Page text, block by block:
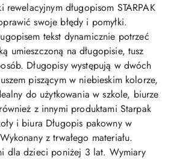
długopisom STARPAK
swoje błędy i pomyłki.
tekst dynamicznie potrzeć
umieszczoną na długopisie, tusz
Długopisy występują w dwóch
piszącym w niebieskim kolorze,
do użytkowania w szkole, biurze
z innymi produktami Starpak
i biura Długopis pakowny w
z trwałego materiału.
dla dzieci poniżej 3 lat. Wymiary